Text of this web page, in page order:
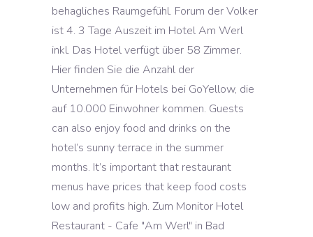
behagliches Raumgefühl. Forum der Volker
ist 4. 3 Tage Auszeit im Hotel Am Werl
inkl. Das Hotel verfügt über 58 Zimmer.
Hier finden Sie die Anzahl der
Unternehmen für Hotels bei GoYellow, die
auf 10.000 Einwohner kommen. Guests
can also enjoy food and drinks on the
hotel’s sunny terrace in the summer
months. It’s important that restaurant
menus have prices that keep food costs
low and profits high. Zum Monitor Hotel
Restaurant - Cafe "Am Werl" in Bad